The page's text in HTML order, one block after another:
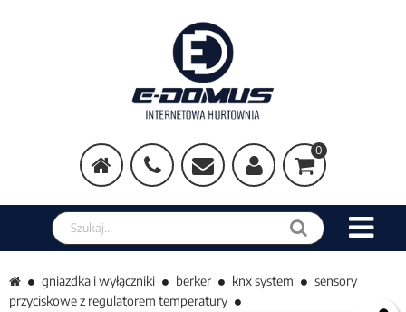
0
Szukaj w sklepie
gniazdka i wyłączniki berker knx system
sensory
przyciskowe z regulatorem temperatury